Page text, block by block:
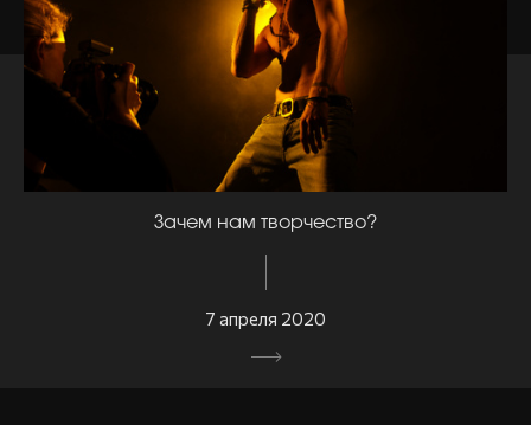
Зачем нам творчество?
7 апреля 2020